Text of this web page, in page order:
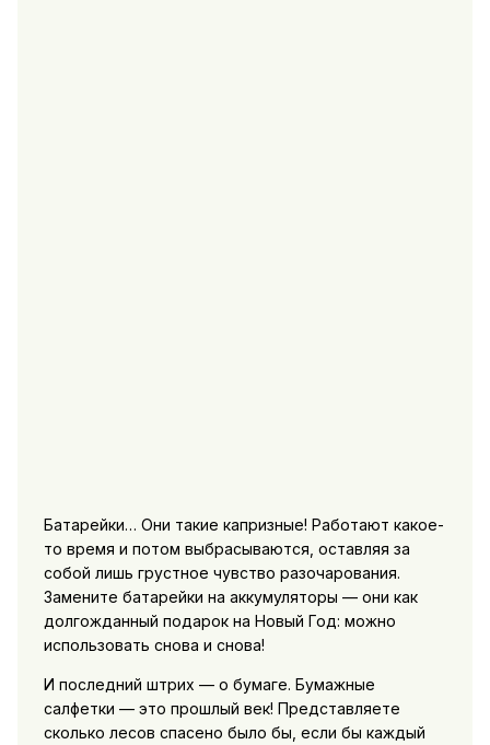
Батарейки… Они такие капризные! Работают какое-
то время и потом выбрасываются, оставляя за
собой лишь грустное чувство разочарования.
Замените батарейки на аккумуляторы — они как
долгожданный подарок на Новый Год: можно
использовать снова и снова!
И последний штрих — о бумаге. Бумажные
салфетки — это прошлый век! Представляете
сколько лесов спасено было бы, если бы каждый